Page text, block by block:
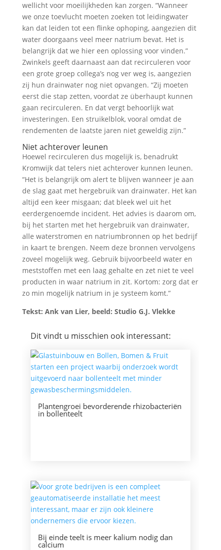
wellicht voor moeilijkheden kan zorgen. “Wanneer
we onze toevlucht moeten zoeken tot leidingwater
kan dat leiden tot een flinke ophoping, aangezien dit
water doorgaans veel meer natrium bevat. Het is
belangrijk dat we hier een oplossing voor vinden.”
Zwinkels geeft daarnaast aan dat recirculeren voor
een grote groep collega’s nog ver weg is, aangezien
zij hun drainwater nog niet opvangen. “Zij moeten
eerst die stap zetten, voordat ze überhaupt kunnen
gaan recirculeren. En dat vergt behoorlijk wat
investeringen. Een struikelblok, vooral omdat de
rendementen de laatste jaren niet geweldig zijn.”
Niet achterover leunen
Hoewel recirculeren dus mogelijk is, benadrukt
Kromwijk dat telers niet achterover kunnen leunen.
“Het is belangrijk om alert te blijven wanneer je aan
de slag gaat met hergebruik van drainwater. Het kan
altijd een keer misgaan; dat bleek wel uit het
eerdergenoemde incident. Het advies is daarom om,
bij het starten met het hergebruik van drainwater,
alle waterstromen en natriumbronnen op het bedrijf
in kaart te brengen. Neem deze bronnen vervolgens
zoveel mogelijk weg. Gebruik bijvoorbeeld water en
meststoffen met een laag gehalte en zet niet te veel
producten in waar natrium in zit. Kortom: zorg dat er
zo min mogelijk natrium in je systeem komt.”
Tekst: Ank van Lier, beeld: Studio G.J. Vlekke
Dit vindt u misschien ook interessant:
Plantengroei bevorderende rhizobacteriën
in bollenteelt
Bij einde teelt is meer kalium nodig dan
calcium